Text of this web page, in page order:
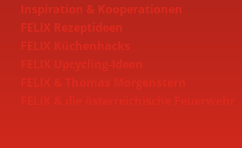
Inspiration & Kooperationen
FELIX Rezeptideen
FELIX Küchenhacks
FELIX Upcycling-Ideen